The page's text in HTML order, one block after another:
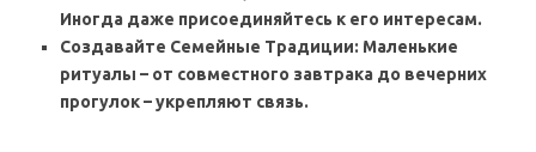
Иногда даже присоединяйтесь к его интересам.
Создавайте Семейные Традиции: Маленькие
ритуалы – от совместного завтрака до вечерних
прогулок – укрепляют связь.